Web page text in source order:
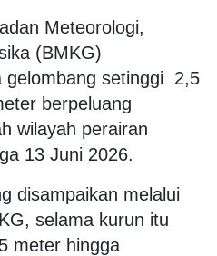
Meteorologi,
(BMKG)
gelombang setinggi 2,5
berpeluang
wilayah perairan
13 Juni 2026.
disampaikan melalui
selama kurun itu
meter hingga